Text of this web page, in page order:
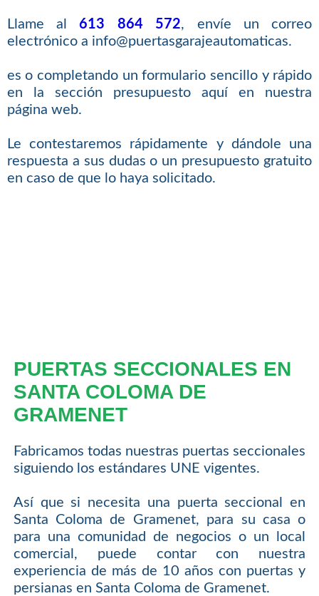
Llame al613 864 572, envíe un correo
electrónico a info@puertasgarajeautomaticas.
es o completando un formulario sencillo y rápido
en la sección presupuesto aquí en nuestra
página web.
Le contestaremos rápidamente y dándole una
respuesta a sus dudas o un presupuesto gratuito
en caso de que lo haya solicitado.
PUERTAS SECCIONALES EN
SANTA COLOMA DE
GRAMENET
Fabricamos todas nuestras puertas seccionales
siguiendo los estándares UNE vigentes.
Así que si necesita una puerta seccional en
Santa Coloma de Gramenet, para su casa o
para una comunidad de negocios o un local
comercial, puede contar con nuestra
experiencia de más de 10 años con puertas y
persianas en Santa Coloma de Gramenet.